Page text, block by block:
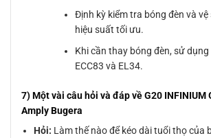
Định kỳ kiểm tra bóng đèn và
hiệu suất tối ưu.
Khi cần thay bóng đèn, sử
ECC83 và EL34.
7) Một vài câu hỏi và đáp về G20 INFINIUM
Amply Bugera
Hỏi: Làm thế nào để kéo dài tuổi thọ của